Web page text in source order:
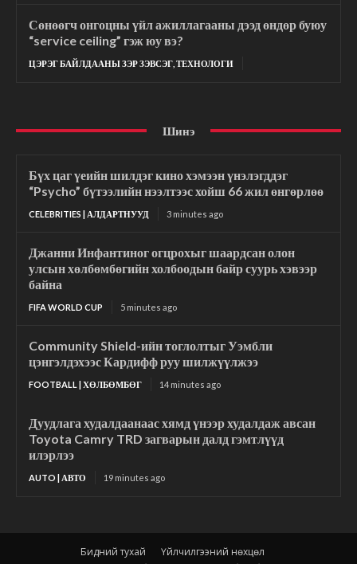
Сөнөөгч онгоцны үйл ажиллагааны дээд өндөр буюу
“service ceiling” гэж юу вэ?
ЦЭРЭГ БАЙЛДААНЫ ЗЭР ЗЭВСЭГ, ТЕХНОЛОГИ
Шинэ
Бүх цаг үеийн шилдэг кино хэмээн үнэлэгддэг
“Psycho” бүтээлийн нээлтээс хойш 66 жил өнгөрлөө
CELEBRITIES | АЛДАРТНУУД 3 minutes ago
Джанни Инфантиног огцрохыг шаардсан олон
улсын хөлбөмбөгийн холбоодын байр суурь хэвээр
байна
FIFA WORLD CUP 5 minutes ago
Community Shield-ийн тоглолтыг Уэмбли
цэнгэлдэхээс Кардифф руу шилжүүлжээ
FOOTBALL | ХӨЛБӨМБӨГ 14 minutes ago
Дуудлага худалдаанаас хямд үнээр худалдаж авсан
Toyota Camry TRD загварын далд гэмтлүүд
илэрлээ
AUTO | АВТО 19 minutes ago
Бидний тухай
Үйлчилгээний нөхцөл